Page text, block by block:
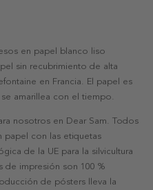
en papel blanco liso
sin recubrimiento de alta
en Francia. El papel es
amarillea con el tiempo.
nosotros en Dear Sam. Todos
papel con las etiquetas
de la UE para la silvicultura
de impresión son 100 %
de pósters lleva la